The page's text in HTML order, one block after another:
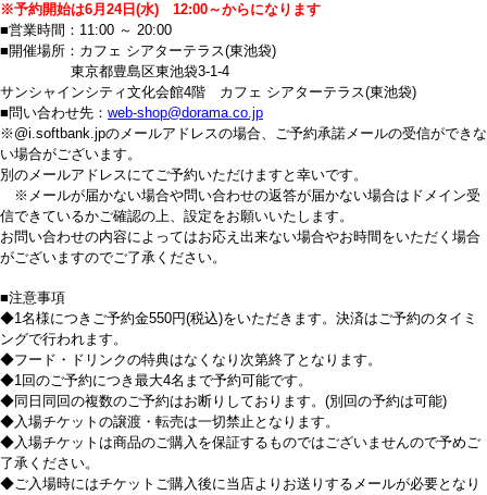
※予約開始は6月24日(水) 12:00～からになります
■営業時間：11:00 ～ 20:00
■開催場所：カフェ シアターテラス(東池袋)
東京都豊島区東池袋3-1-4
サンシャインシティ文化会館4階 カフェ シアターテラス(東池袋)
■問い合わせ先： web-shop@dorama.co.jp
※@i.softbank.jpのメールアドレスの場合、ご予約承諾メールの受信ができな
い場合がございます。
別のメールアドレスにてご予約いただけますと幸いです。
※メールが届かない場合や問い合わせの返答が届かない場合はドメイン受
信できているかご確認の上、設定をお願いいたします。
お問い合わせの内容によってはお応え出来ない場合やお時間をいただく場合
がございますのでご了承ください。
■注意事項
◆1名様につきご予約金550円(税込)をいただきます。決済はご予約のタイミ
ングで行われます。
◆フード・ドリンクの特典はなくなり次第終了となります。
◆1回のご予約につき最大4名まで予約可能です。
◆同日同回の複数のご予約はお断りしております。(別回の予約は可能)
◆入場チケットの譲渡・転売は一切禁止となります。
◆入場チケットは商品のご購入を保証するものではございませんので予めご
了承ください。
◆ご入場時にはチケットご購入後に当店よりお送りするメールが必要となり